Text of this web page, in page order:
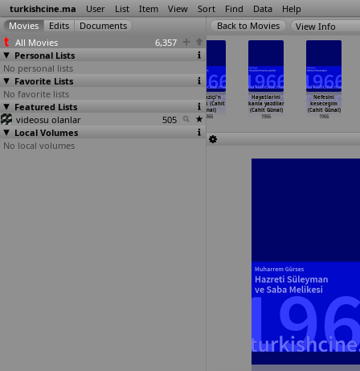
turkishcine.ma User List Item View Sort Find Data Help
All Movies
6,357
Personal Lists
No personal lists
Favorite Lists
No favorite lists
Featured Lists
videosu olanlar
505
Local Volumes
No local volumes
View Info
Siyah otomobil
(Aram Gülyüz)
1966
Topkapi
Bogaziçi'n
de ask (Cahit
Günal)
1966
Hayatlarini
kanla yazdilar
(Cahit Günal)
1966
Nefesini
kesecegim
(Cahit Günal)
1966